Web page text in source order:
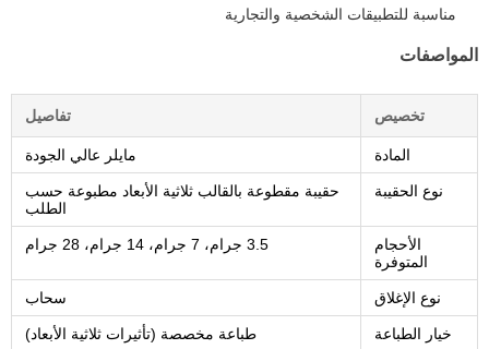
مناسبة للتطبيقات الشخصية والتجارية
المواصفات
تخصيص تفاصيل
المادة مايلر عالي الجودة
نوع الحقيبة
حقيبة مقطوعة بالقالب ثلاثية الأبعاد مطبوعة حسب
الطلب
الأحجام
المتوفرة
3.5 جرام، 7 جرام، 14 جرام، 28 جرام
نوع الإغلاق سحاب
خيار الطباعة طباعة مخصصة (تأثيرات ثلاثية الأبعاد)